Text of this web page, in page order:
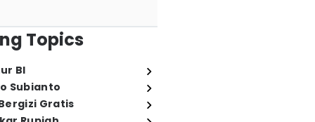
Topics
BI
Subianto
Gratis